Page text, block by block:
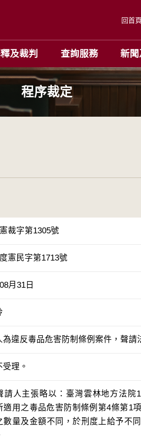
回首頁
及裁判 查詢服務 新
程序裁定
裁字第1305號
憲民字第1713號
月31日
為違反毒品危害防制條例案件，聲請
理。
請人主張略以：臺灣雲林地方法院
適用之毒品危害防制條例第4條第1
數量及金額不同，於刑度上給予不